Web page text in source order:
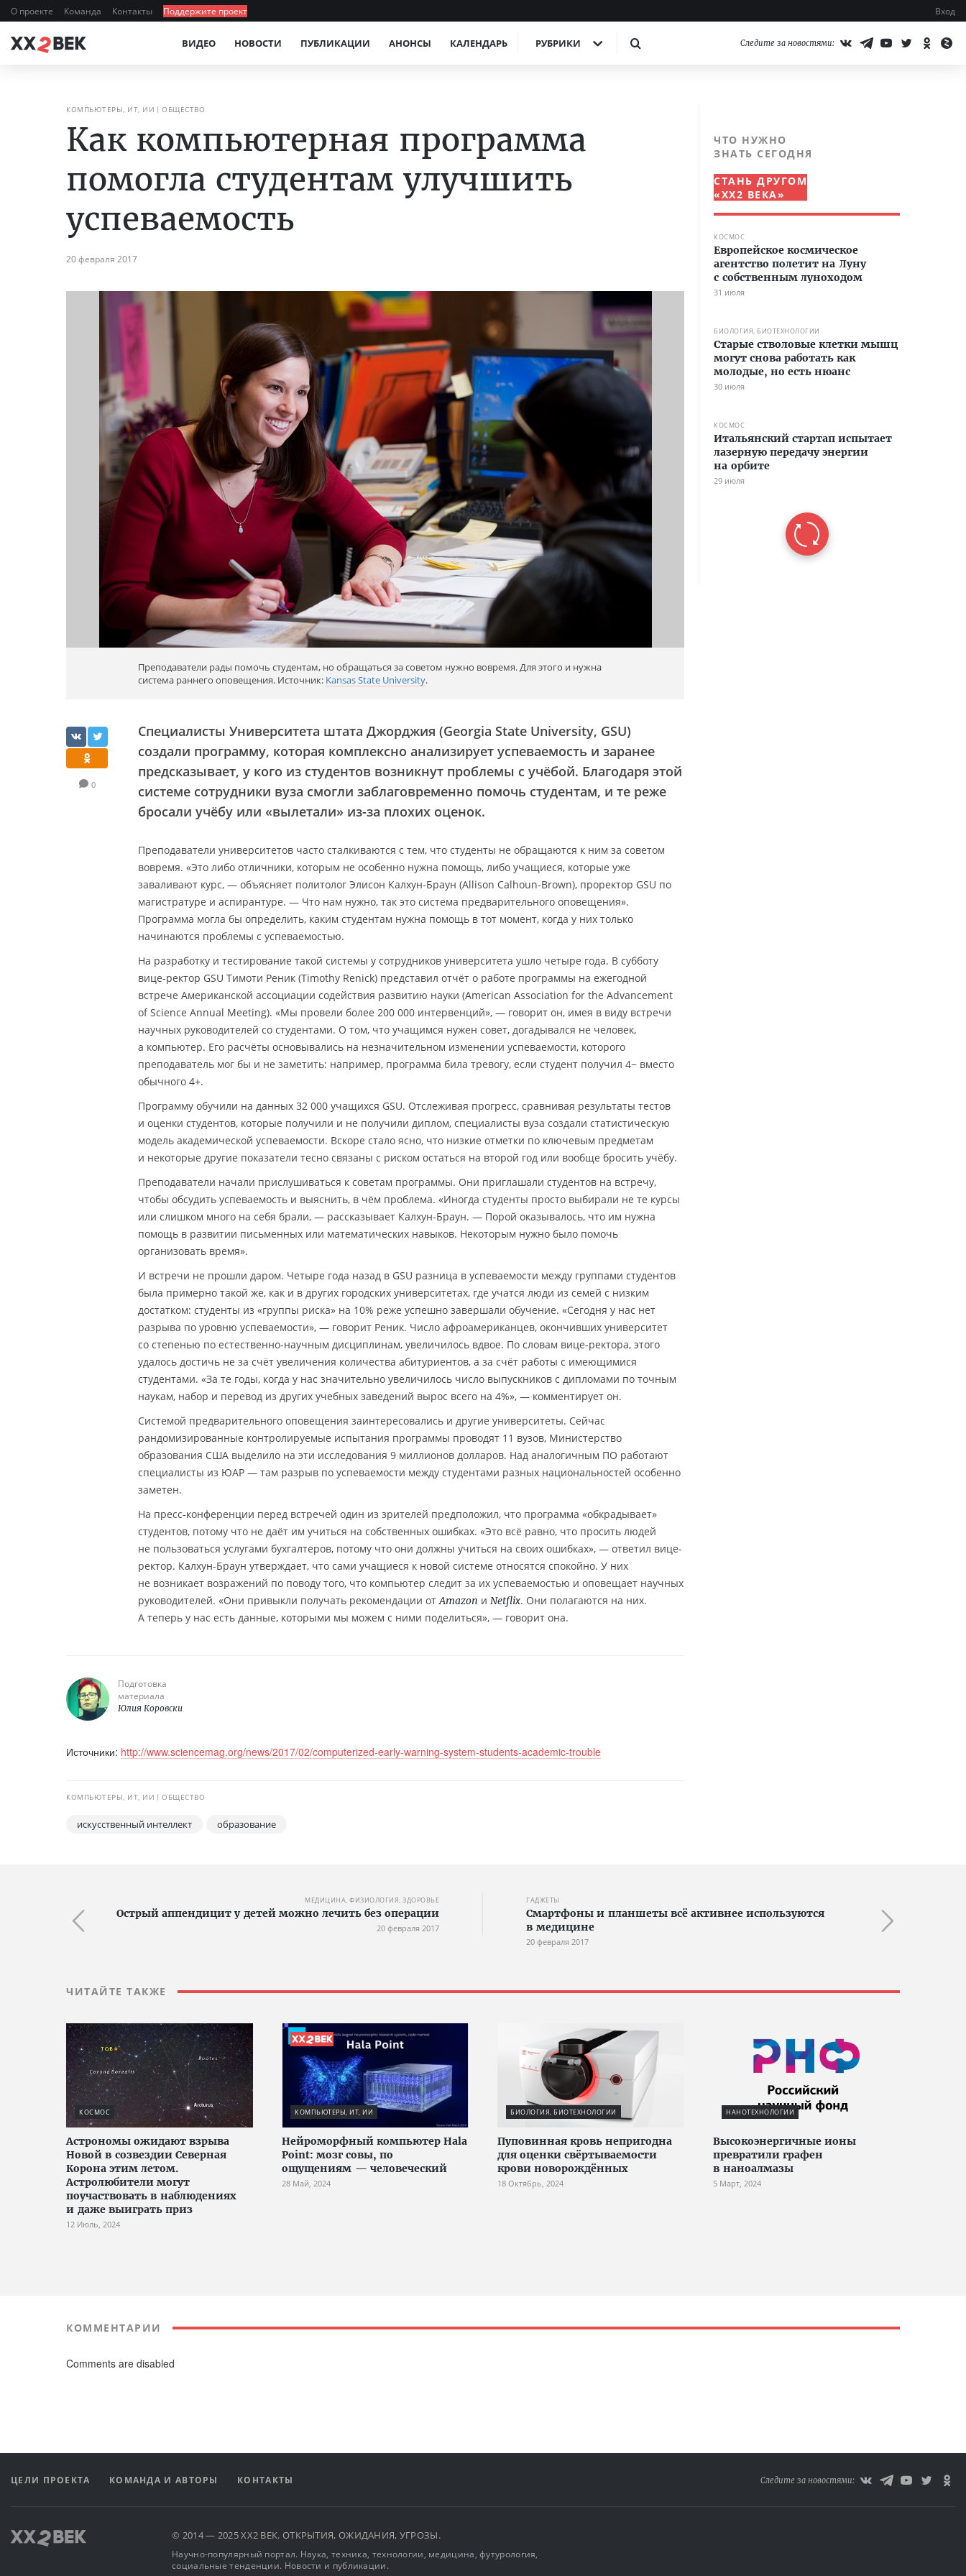
О проекте Команда Контакты Поддержите проект Вход
ВИДЕО НОВОСТИ ПУБЛИКАЦИИ АНОНСЫ КАЛЕНДАРЬ РУБРИКИ Следите за новостями:
КОМПЬЮТЕРЫ, ИТ, ИИ ОБЩЕСТВО
Как компьютерная программа
помогла студентам улучшить
успеваемость
20 февраля 2017
Преподаватели рады помочь студентам, но обращаться за советом нужно вовремя. Для этого и нужна
система раннего оповещения. Источник: Kansas State University.
0
Специалисты Университета штата Джорджия (Georgia State University, GSU)
создали программу, которая комплексно анализирует успеваемость и заранее
предсказывает, у кого из студентов возникнут проблемы с учёбой. Благодаря этой
системе сотрудники вуза смогли заблаговременно помочь студентам, и те реже
бросали учёбу или «вылетали» из-за плохих оценок.
Преподаватели университетов часто сталкиваются с тем, что студенты не обращаются к ним за советом
вовремя. «Это либо отличники, которым не особенно нужна помощь, либо учащиеся, которые уже
заваливают курс, — объясняет политолог Элисон Калхун-Браун (Allison Calhoun-Brown), проректор GSU по
магистратуре и аспирантуре. — Что нам нужно, так это система предварительного оповещения».
Программа могла бы определить, каким студентам нужна помощь в тот момент, когда у них только
начинаются проблемы с успеваемостью.
На разработку и тестирование такой системы у сотрудников университета ушло четыре года. В субботу
вице-ректор GSU Тимоти Реник (Timothy Renick) представил отчёт о работе программы на ежегодной
встрече Американской ассоциации содействия развитию науки (American Association for the Advancement
of Science Annual Meeting). «Мы провели более 200 000 интервенций», — говорит он, имея в виду встречи
научных руководителей со студентами. О том, что учащимся нужен совет, догадывался не человек,
а компьютер. Его расчёты основывались на незначительном изменении успеваемости, которого
преподаватель мог бы и не заметить: например, программа била тревогу, если студент получил 4− вместо
обычного 4+.
Программу обучили на данных 32 000 учащихся GSU. Отслеживая прогресс, сравнивая результаты тестов
и оценки студентов, которые получили и не получили диплом, специалисты вуза создали статистическую
модель академической успеваемости. Вскоре стало ясно, что низкие отметки по ключевым предметам
и некоторые другие показатели тесно связаны с риском остаться на второй год или вообще бросить учёбу.
Преподаватели начали прислушиваться к советам программы. Они приглашали студентов на встречу,
чтобы обсудить успеваемость и выяснить, в чём проблема. «Иногда студенты просто выбирали не те курсы
или слишком много на себя брали, — рассказывает Калхун-Браун. — Порой оказывалось, что им нужна
помощь в развитии письменных или математических навыков. Некоторым нужно было помочь
организовать время».
И встречи не прошли даром. Четыре года назад в GSU разница в успеваемости между группами студентов
была примерно такой же, как и в других городских университетах, где учатся люди из семей с низким
достатком: студенты из «группы риска» на 10% реже успешно завершали обучение. «Сегодня у нас нет
разрыва по уровню успеваемости», — говорит Реник. Число афроамериканцев, окончивших университет
со степенью по естественно-научным дисциплинам, увеличилось вдвое. По словам вице-ректора, этого
удалось достичь не за счёт увеличения количества абитуриентов, а за счёт работы с имеющимися
студентами. «За те годы, когда у нас значительно увеличилось число выпускников с дипломами по точным
наукам, набор и перевод из других учебных заведений вырос всего на 4%», — комментирует он.
Системой предварительного оповещения заинтересовались и другие университеты. Сейчас
рандомизированные контролируемые испытания программы проводят 11 вузов, Министерство
образования США выделило на эти исследования 9 миллионов долларов. Над аналогичным ПО работают
специалисты из ЮАР — там разрыв по успеваемости между студентами разных национальностей особенно
заметен.
На пресс-конференции перед встречей один из зрителей предположил, что программа «обкрадывает»
студентов, потому что не даёт им учиться на собственных ошибках. «Это всё равно, что просить людей
не пользоваться услугами бухгалтеров, потому что они должны учиться на своих ошибках», — ответил вице-
ректор. Калхун-Браун утверждает, что сами учащиеся к новой системе относятся спокойно. У них
не возникает возражений по поводу того, что компьютер следит за их успеваемостью и оповещает научных
руководителей. «Они привыкли получать рекомендации отAmazon и Netflix. Они полагаются на них.
А теперь у нас есть данные, которыми мы можем с ними поделиться», — говорит она.
Подготовка
материала
Юлия Коровски
Источники: http://www.sciencemag.org/news/2017/02/computerized-early-warning-system-students-academic-trouble
КОМПЬЮТЕРЫ, ИТ, ИИ ОБЩЕСТВО
искусственный интеллект образование
ЧТО НУЖНО
ЗНАТЬ СЕГОДНЯ
СТАНЬ ДРУГОМ
«XX2 ВЕКА»
КОСМОС
Европейское космическое
агентство полетит на Луну
с собственным луноходом
31 июля
БИОЛОГИЯ, БИОТЕХНОЛОГИИ
Старые стволовые клетки мышц
могут снова работать как
молодые, но есть нюанс
30 июля
КОСМОС
Итальянский стартап испытает
лазерную передачу энергии
на орбите
29 июля
МЕДИЦИНА, ФИЗИОЛОГИЯ, ЗДОРОВЬЕ
Острый аппендицит у детей можно лечить без операции
20 февраля 2017
ГАДЖЕТЫ
Смартфоны и планшеты всё активнее используются
в медицине
20 февраля 2017
ЧИТАЙТЕ ТАКЖЕ
КОСМОС
Астрономы ожидают взрыва
Новой в созвездии Северная
Корона этим летом.
Астролюбители могут
поучаствовать в наблюдениях
и даже выиграть приз
12 Июль, 2024
КОМПЬЮТЕРЫ, ИТ, ИИ
Нейроморфный компьютер Hala
Point: мозг совы, по
ощущениям — человеческий
28 Май, 2024
БИОЛОГИЯ, БИОТЕХНОЛОГИИ
Пуповинная кровь непригодна
для оценки свёртываемости
крови новорождённых
18 Октябрь, 2024
НАНОТЕХНОЛОГИИ
Высокоэнергичные ионы
превратили графен
в наноалмазы
5 Март, 2024
КОММЕНТАРИИ
Comments are disabled
ЦЕЛИ ПРОЕКТА КОМАНДА И АВТОРЫ КОНТАКТЫ Следите за новостями:
© 2014 — 2025 XX2 ВЕК. ОТКРЫТИЯ, ОЖИДАНИЯ, УГРОЗЫ.
Научно-популярный портал. Наука, техника, технологии, медицина, футурология,
социальные тенденции. Новости и публикации.